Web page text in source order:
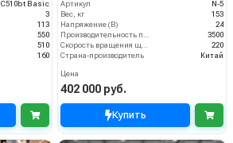
C510bt Basic
3
113
550
510
160
Артикул
N-5
Вес, кг
153
Напряжение (В)
24
3500
220
Страна-производитель
Китай
Цена
402 000 руб.
Купить